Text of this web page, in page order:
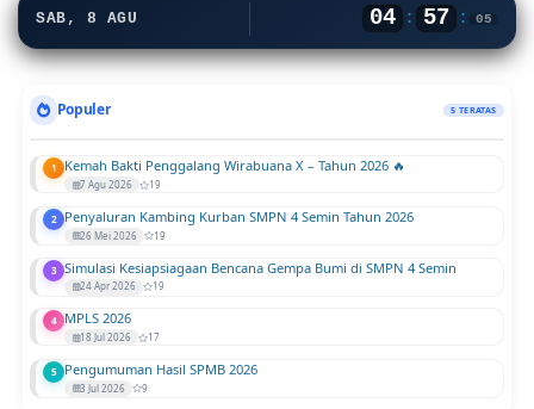
SAB, 8 AGU 04 : 57 : 06
Populer 5 TERATAS
1 Kemah Bakti Penggalang Wirabuana X – Tahun 2026 🔥
7 Agu 2026 19
2 Penyaluran Kambing Kurban SMPN 4 Semin Tahun 2026
26 Mei 2026 19
3 Simulasi Kesiapsiagaan Bencana Gempa Bumi di SMPN 4 Semin
24 Apr 2026 19
4 MPLS 2026
18 Jul 2026 17
5 Pengumuman Hasil SPMB 2026
3 Jul 2026 9